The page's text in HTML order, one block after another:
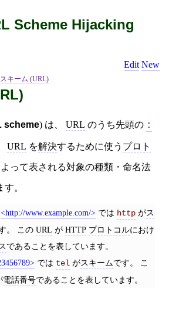
Scheme Hijacking
Edit New
スキーム (URL)
scheme) は、 URL のうち先頭の :
URL を解決するために使う プロト
って表される対象の種類・命名法
。
http://www.example.com/ では httpがス
。 この URL が HTTP プロトコルにおけ
であることを表しています。
では tel がスキームです。 こ
電話番号であることを表しています。